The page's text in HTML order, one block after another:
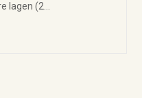
lagen (2…